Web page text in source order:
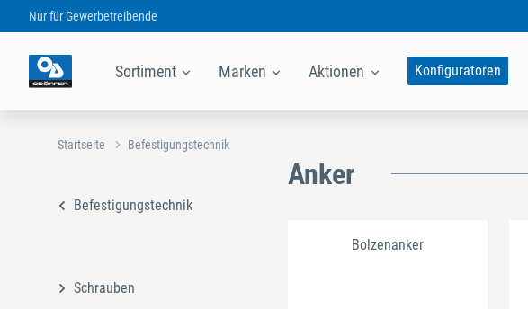
Nur fürGewerbetreibende
Sortiment Marken Aktionen Konfiguratoren
Startseite Befestigungstechnik
Befestigungstechnik
Schrauben
Anker
Bolzenanker